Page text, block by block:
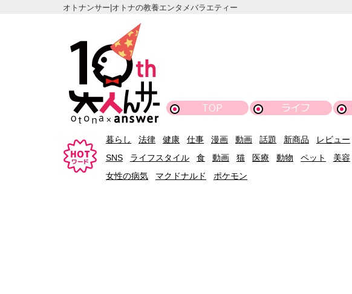
オトナンサー|オトナの教養エンタメバラエティー
TOP ライフ
暮らし 法律 健康 仕事 漫画 動画 話題 新商品
レビュー
SNS
ライフスタイル 食 動画 猫 医療 動物 ペット 美容
女性の病気
マクドナルド ポケモン